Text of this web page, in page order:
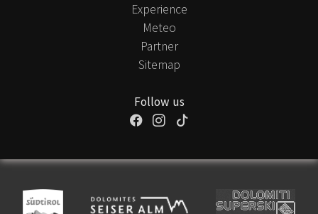
Experience
Meteo
Partner
Sitemap
Follow us